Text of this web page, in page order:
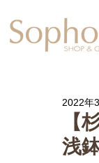
【
浅
2022年